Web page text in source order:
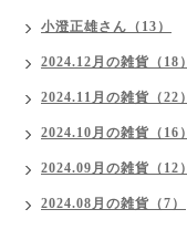
小澄正雄さん（13）
2024.12月の雑貨（18）
2024.11月の雑貨（22）
2024.10月の雑貨（16）
2024.09月の雑貨（12）
2024.08月の雑貨（7）